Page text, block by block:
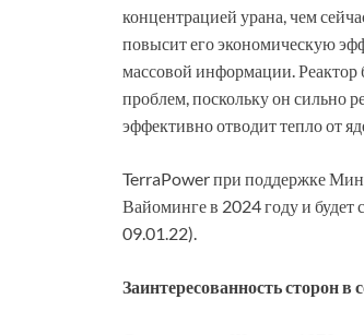
концентрацией урана, чем
повысит его экономическую
массовой информации. Реактор
проблем, поскольку он сильно
эффективно отводит тепло от
TerraPower при поддержке
Вайоминге в 2024 году и будет
09.01.22).
Заинтересованность сторон в